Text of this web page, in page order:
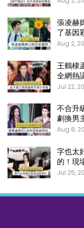
張凌赫
了基因
Aug 2,
王鶴棣
全網熱
Jul 22,
不合升
劇換男
Aug 8,
字也太
的！現
Jul 25,